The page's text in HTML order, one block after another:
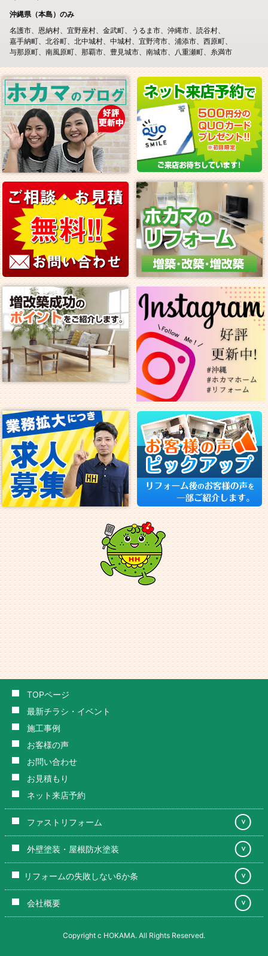
沖縄県（本島）のみ
名護市
恩納村 宜野座村 金武町 うるま市 沖縄市
読谷村
嘉手納町
北谷町 北中城村 中城村 宜野湾市 浦添市
西原町
与那原町
南風原町 那覇市 豊見城市 南城市 八重瀬町 糸満市
TOPページ
最新チラシ・イベント
施工事例
お客様の声
お問い合わせ
お見積もり
ネット来店予約
ファストリフォーム ＞
外壁塗装・屋根防水塗装 ＞
リフォームの失敗しない6か条 ＞
会社概要 ＞
Copyright c HOKAMA. All Rights Reserved.